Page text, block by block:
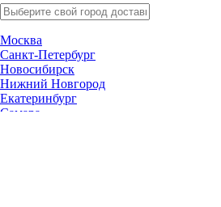
Москва
Санкт-Петербург
Новосибирск
Нижний Новгород
Екатеринбург
Самара